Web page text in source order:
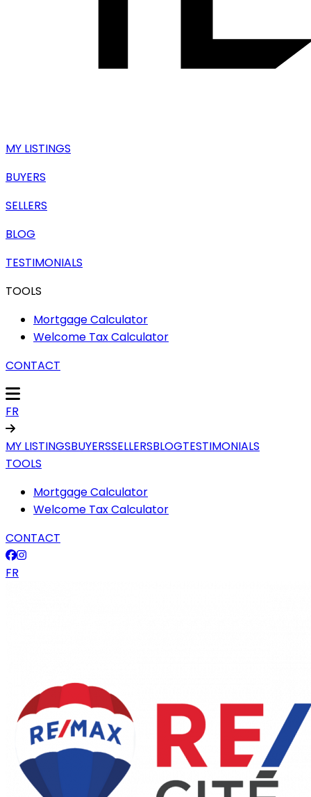
MY LISTINGS
BUYERS
SELLERS
BLOG
TESTIMONIALS
TOOLS
Mortgage Calculator
Welcome Tax Calculator
CONTACT
FR
MY LISTINGSBUYERSSELLERSBLOGTESTIMONIALS
TOOLS
Mortgage Calculator
Welcome Tax Calculator
CONTACT
FR